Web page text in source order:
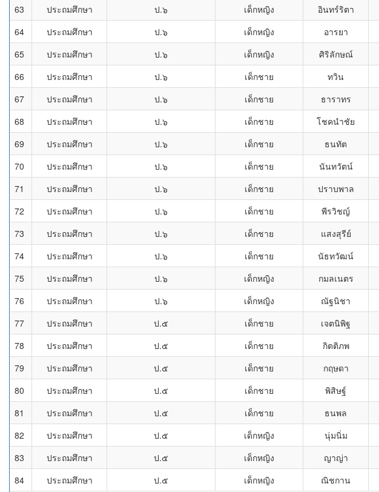
63
ประถมศึกษา ป.๖ เด็กหญิง อินทร์ริตา
64
ประถมศึกษา ป.๖ เด็กหญิง อารยา
65
ประถมศึกษา ป.๖ เด็กหญิง ศิริลักษณ์
66
ประถมศึกษา ป.๖ เด็กชาย ทวิน
67
ประถมศึกษา ป.๖ เด็กชาย ธาราทร
68
ประถมศึกษา ป.๖ เด็กชาย โชคนำชัย
69
ประถมศึกษา ป.๖ เด็กชาย ธนทัต
70
ประถมศึกษา ป.๖ เด็กชาย นันทวัตน์
71
ประถมศึกษา ป.๖ เด็กชาย ปราบพาล
72
ประถมศึกษา ป.๖ เด็กชาย พีรวิชญ์
73
ประถมศึกษา ป.๖ เด็กชาย แสงสุรีย์
74
ประถมศึกษา ป.๖ เด็กชาย นัธทวัฒน์
75
ประถมศึกษา ป.๖ เด็กหญิง กมลเนตร
76
ประถมศึกษา ป.๖ เด็กหญิง ณัฐนิชา
77
ประถมศึกษา ป.๕ เด็กชาย เจตนิพิฐ
78
ประถมศึกษา ป.๕ เด็กชาย กิตติภพ
79
ประถมศึกษา ป.๕ เด็กชาย กฤษดา
80
ประถมศึกษา ป.๕ เด็กชาย พิสิษฐ์
81
ประถมศึกษา ป.๕ เด็กชาย ธนพล
82
ประถมศึกษา ป.๕ เด็กหญิง นุ่มนิ่ม
83
ประถมศึกษา ป.๕ เด็กหญิง ญาญ่า
84
ประถมศึกษา ป.๕ เด็กหญิง ณิชกาน